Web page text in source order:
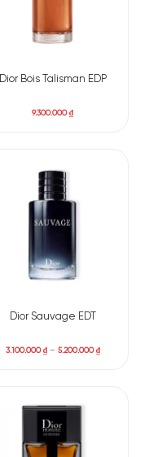
Dior Bois Talisman EDP
9.300.000₫
Dior Sauvage EDT
3.100.000₫– 5.200.000₫